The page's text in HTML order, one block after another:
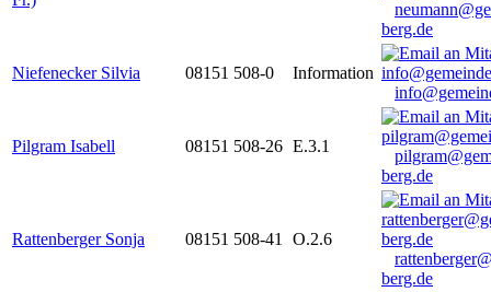
berg.de
Niefenecker Silvia 08151 508-0
Information
Pilgram Isabell 08151 508-26 E.3.1
berg.de
Rattenberger Sonja 08151 508-41
O.2.6
berg.de